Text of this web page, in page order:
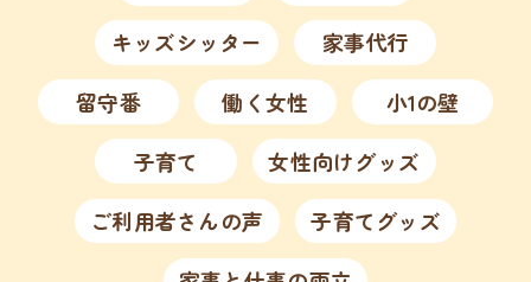
キッズシッター
家事代行
留守番
働く女性
小1の壁
子育て
女性向けグッズ
ご利用者さんの声
子育てグッズ